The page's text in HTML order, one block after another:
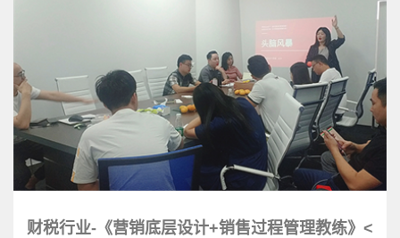
财税行业-《营销底层设计+销售过程管理教练》<